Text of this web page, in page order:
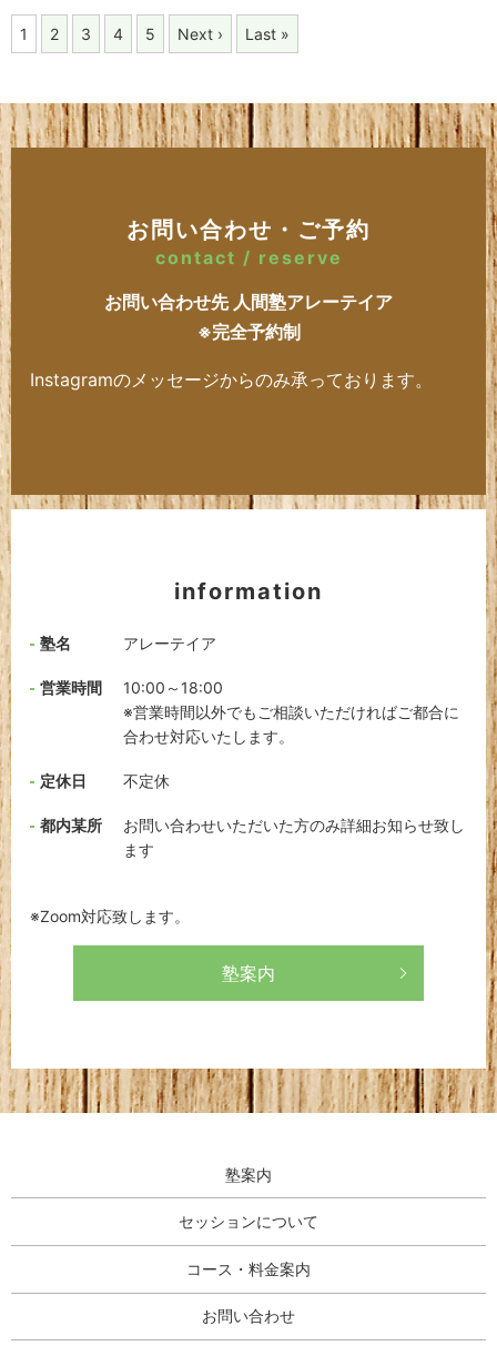
1 2 3 4 5 Next › Last »
お問い合わせ・ご予約
contact / reserve
お問い合わせ先 人間塾アレーテイア
※完全予約制
Instagramのメッセージからのみ承っております。
information
塾名 アレーテイア
営業時間
10:00～18:00
※営業時間以外でもご相談いただければご都合に
合わせ対応いたします。
定休日 不定休
都内某所
お問い合わせいただいた方のみ詳細お知らせ致し
ます
※Zoom対応致します。
塾案内
塾案内
セッションについて
コース・料金案内
お問い合わせ